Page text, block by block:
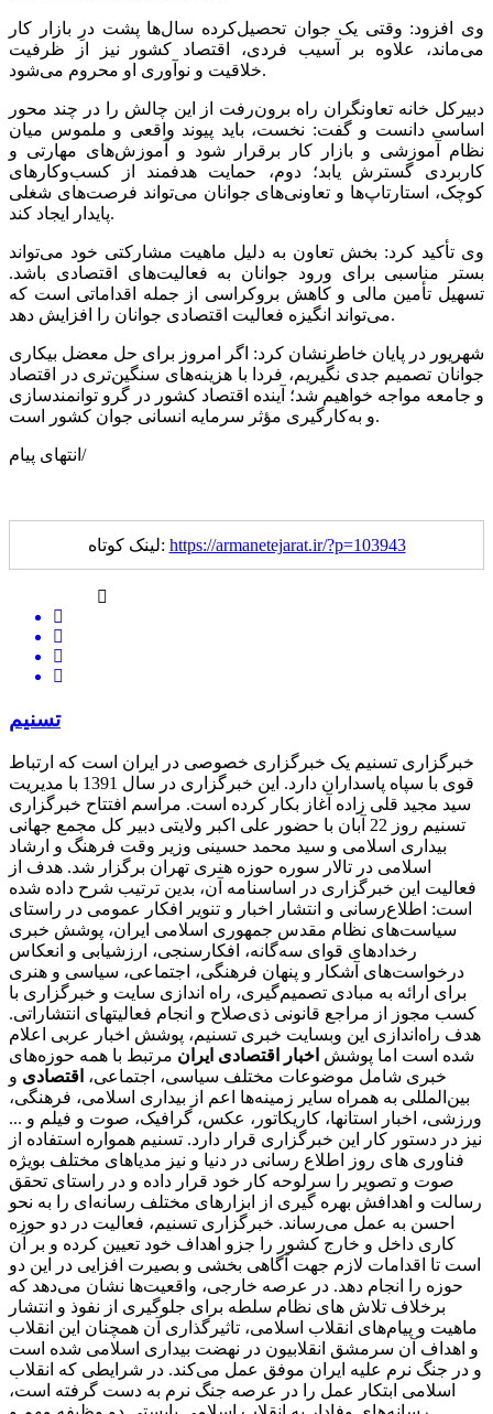
وی افزود: وقتی یک جوان تحصیل‌کرده سال‌ها پشت درِ بازار کار
می‌ماند، علاوه بر آسیب فردی، اقتصاد کشور نیز از ظرفیت
خلاقیت و نوآوری او محروم می‌شود.
دبیرکل خانه تعاونگران راه برون‌رفت از این چالش را در چند محور
اساسی دانست و گفت: نخست، باید پیوند واقعی و ملموس میان
نظام آموزشی و بازار کار برقرار شود و آموزش‌های مهارتی و
کاربردی گسترش یابد؛ دوم، حمایت هدفمند از کسب‌وکارهای
کوچک، استارتاپ‌ها و تعاونی‌های جوانان می‌تواند فرصت‌های شغلی
پایدار ایجاد کند.
وی تأکید کرد: بخش تعاون به دلیل ماهیت مشارکتی خود می‌تواند
بستر مناسبی برای ورود جوانان به فعالیت‌های اقتصادی باشد.
تسهیل تأمین مالی و کاهش بروکراسی از جمله اقداماتی است که
می‌تواند انگیزه فعالیت اقتصادی جوانان را افزایش دهد.
شهریور در پایان خاطرنشان کرد: اگر امروز برای حل معضل بیکاری
جوانان تصمیم جدی نگیریم، فردا با هزینه‌های سنگین‌تری در اقتصاد
و جامعه مواجه خواهیم شد؛ آینده اقتصاد کشور در گرو توانمندسازی
و به‌کارگیری مؤثر سرمایه انسانی جوان کشور است.
انتهای پیام/
لینک کوتاه: https://armanetejarat.ir/?p=103943
تسنیم
خبرگزاری تسنیم یک خبرگزاری خصوصی در ایران است که ارتباط
قوی با سپاه پاسداران دارد. این خبرگزاری در سال 1391 با مدیریت
سید مجید قلی زاده آغاز بکار کرده است. مراسم افتتاح خبرگزاری
تسنیم روز 22 آبان با حضور علی اکبر ولایتی دبیر کل مجمع جهانی
بیداری اسلامی و سید محمد حسینی وزیر وقت فرهنگ و ارشاد
اسلامی در تالار سوره حوزه هنری تهران برگزار شد. هدف از
فعالیت این خبرگزاری در اساسنامه آن، بدین ترتیب شرح داده شده
است: اطلاع‌رسانی و انتشار اخبار و تنویر افکار عمومی در راستای
سیاست‌های نظام مقدس جمهوری اسلامی ایران، پوشش خبری
رخدادهای قوای سه‌گانه، افکارسنجی، ارزشیابی و انعکاس
درخواست‌های آشکار و پنهان فرهنگی، اجتماعی، سیاسی و هنری
برای ارائه به مبادی تصمیم‌گیری، راه اندازی سایت و خبرگزاری با
کسب مجوز از مراجع قانونی ذی‌صلاح و انجام فعالیتهای انتشاراتی.
هدف راه‌اندازی این وبسایت خبری تسنیم، پوشش اخبار عربی اعلام
شده است اما پوشش اخبار اقتصادی ایران مرتبط با همه حوزه‌های
خبری شامل موضوعات مختلف سیاسی، اجتماعی، اقتصادی و
بین‌المللی به همراه سایر زمینه‌ها اعم از بیداری اسلامی، فرهنگی،
ورزشی، اخبار استانها، کاریکاتور، عکس، گرافیک، صوت و فیلم و ...
نیز در دستور کار این خبرگزاری قرار دارد. تسنیم همواره استفاده از
فناوری های روز اطلاع رسانی در دنیا و نیز مدیاهای مختلف بویژه
صوت و تصویر را سرلوحه کار خود قرار داده و در راستای تحقق
رسالت و اهدافش بهره گیری از ابزارهای مختلف رسانه‌ای را به نحو
احسن به عمل می‌رساند. خبرگزاری تسنیم، فعالیت در دو حوزه
کاری داخل و خارج کشور را جزو اهداف خود تعیین کرده و بر آن
است تا اقدامات لازم جهت آگاهی بخشی و بصیرت افزایی در این دو
حوزه را انجام دهد. در عرصه خارجی، واقعیت‌ها نشان می‌دهد که
برخلاف تلاش های نظام سلطه برای جلوگیری از نفوذ و انتشار
ماهیت و پیام‌های انقلاب اسلامی، تاثیرگذاری آن همچنان این انقلاب
و اهداف آن سرمشق انقلابیون در نهضت بیداری اسلامی شده است
و در جنگ نرم علیه ایران موفق عمل می‌کند. در شرایطی که انقلاب
اسلامی ابتکار عمل را در عرصه جنگ نرم به دست گرفته است،